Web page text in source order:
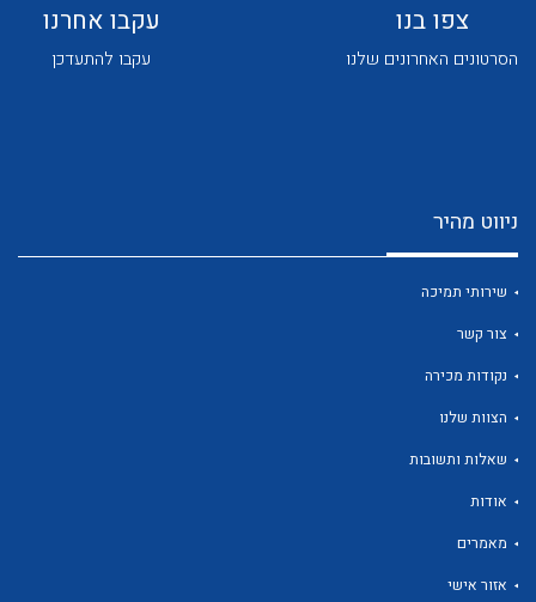
לכל מוצרי היצרן לכל מוצרי היצרן צפו בנו
הסרטונים האחרונים שלנו
עקבו אחרנו
עקבו להתעדכן
ניווט מהיר
שירותי תמיכה
צור קשר
נקודות מכירה
הצוות שלנו
שאלות ותשובות
אודות
מאמרים
אזור אישי